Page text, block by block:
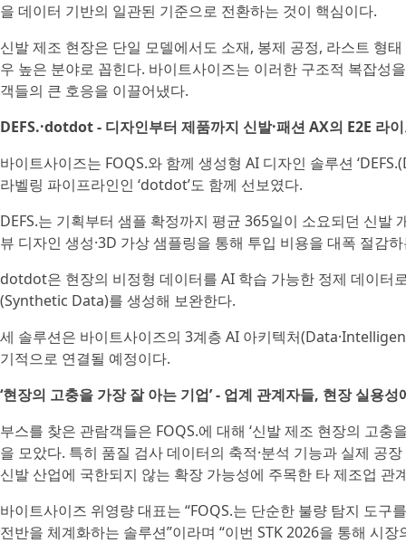
을 데이터 기반의 일관된 기준으로 전환하는 것이 핵심이다.
신발 제조 현장은 단일 모델에서도 소재, 봉제 공정, 라스트 형
우 높은 분야로 꼽힌다. 바이트사이즈는 이러한 구조적 복잡성
객들의 큰 호응을 이끌어냈다.
DEFS.·dotdot - 디자인부터 제품까지 신발·패션 AX의 E2E 라
바이트사이즈는 FOQS.와 함께 생성형 AI 디자인 솔루션
라벨링 파이프라인인 ‘dotdot’도 함께 선보였다.
DEFS.는 기획부터 샘플 확정까지 평균 365일이 소요되던 신발
뷰 디자인 생성·3D 가상 샘플링을 통해 투입 비용을 대폭 절감
dotdot은 현장의 비정형 데이터를 AI 학습 가능한 정제 데이터
(Synthetic Data)를 생성해 보완한다.
세 솔루션은 바이트사이즈의 3계층 AI 아키텍처
기적으로 연결될 예정이다.
‘현장의 고충을 가장 잘 아는 기업’ - 업계 관계자들, 현장 실용성
부스를 찾은 관람객들은 FOQS.에 대해 ‘신발 제조 현장의 고
을 모았다. 특히 품질 검사 데이터의 축적·분석 기능과 실제 공
신발 산업에 국한되지 않는 확장 가능성에 주목한 타 제조업 관
바이트사이즈 위영량 대표는 “FOQS.는 단순한 불량 탐지 도
전반을 체계화하는 솔루션”이라며 “이번 STK 2026을 통해 시